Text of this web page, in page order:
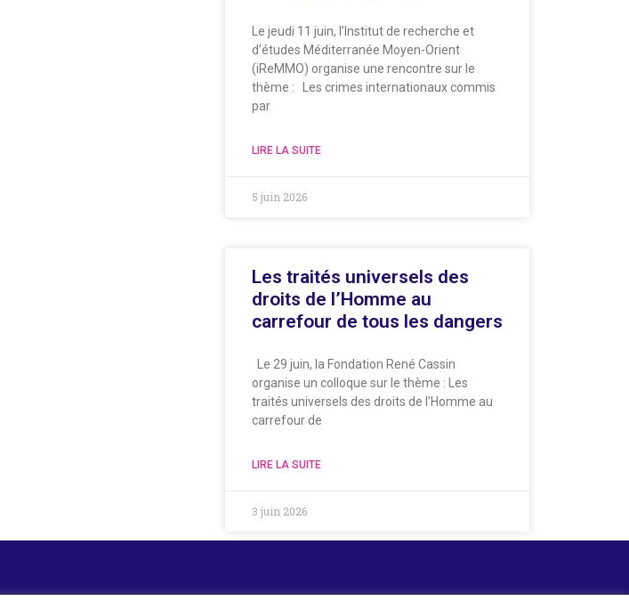
Le jeudi 11 juin, l’Institut de recherche et
d’études Méditerranée Moyen-Orient
(iReMMO) organise une rencontre sur le
thème : Les crimes internationaux commis
par
LIRE LA SUITE
5 juin 2026
Les traités universels des
droits de l’Homme au
carrefour de tous les dangers
Le 29 juin, la Fondation René Cassin
organise un colloque sur le thème : Les
traités universels des droits de l’Homme au
carrefour de
LIRE LA SUITE
3 juin 2026